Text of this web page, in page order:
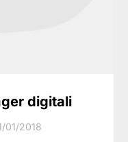
digitali
01/2018